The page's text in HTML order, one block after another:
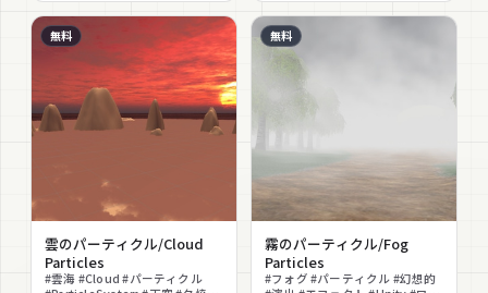
無料
雲のパーティクル/Cloud
Particles
#雲海 #Cloud #パーティクル
無料
霧のパーティクル/Fog
Particles
#フォグ #パーティクル #幻想的